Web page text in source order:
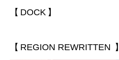
【 DOCK 】
【 REGION REWRITTEN 】